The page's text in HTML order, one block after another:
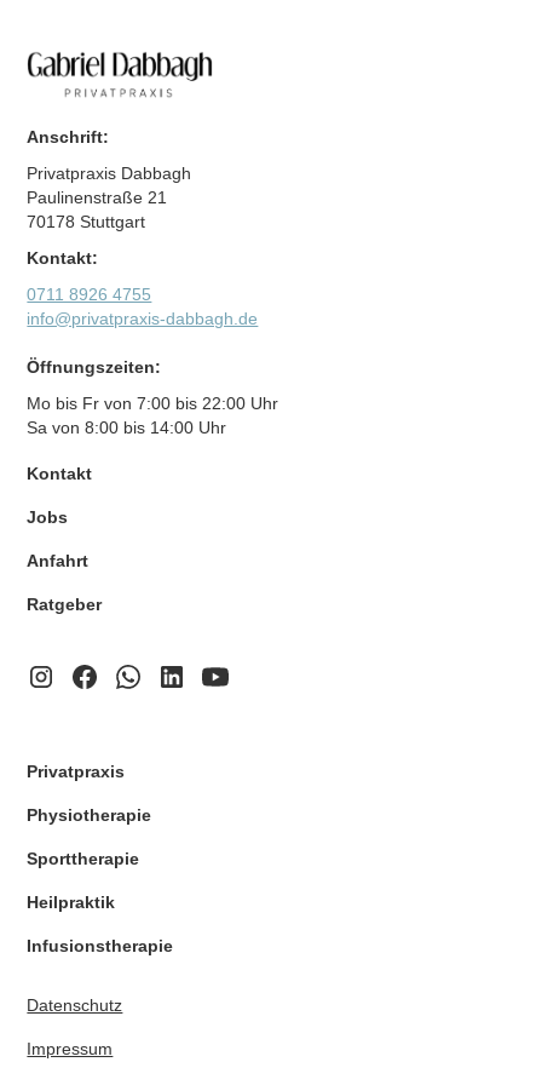
Anschrift:
Privatpraxis Dabbagh
Paulinenstraße 21
70178 Stuttgart
Kontakt:
0711 8926 4755
info@privatpraxis-dabbagh.de
Öffnungszeiten:
Mo bis Fr von 7:00 bis 22:00 Uhr
Sa von 8:00 bis 14:00 Uhr
Kontakt
Jobs
Anfahrt
Ratgeber
Privatpraxis
Physiotherapie
Sporttherapie
Heilpraktik
Infusionstherapie
Datenschutz
Impressum